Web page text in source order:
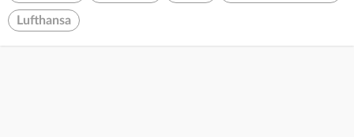
Lufthansa